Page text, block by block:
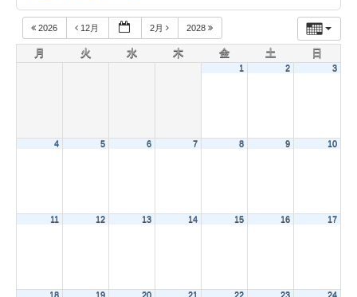
2026 12月 2月 2028
月 火 水 木 金 土 日
1 2 3
4 5 6 7 8 9 10
11 12 13 14 15 16 17
18 19 20 21 22 23 24